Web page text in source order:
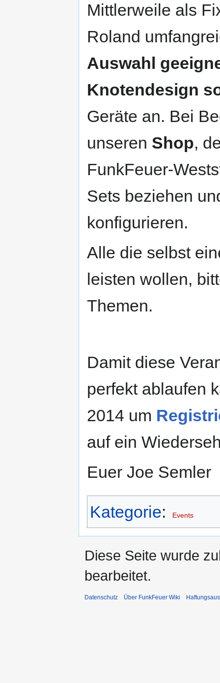
Mittlerweile als
Roland
Auswahl
Knotendesign
Geräte an. Bei
unseren Shop,
FunkFeuer-
Sets beziehen
konfigurieren.
Alle die selbst
leisten wollen,
Themen.
Damit diese
perfekt ablaufen
2014 um
auf ein
Euer Joe Semler
Kategorie: Events
Diese Seite wurde
bearbeitet.
Datenschutz Über FunkFeuer Wiki